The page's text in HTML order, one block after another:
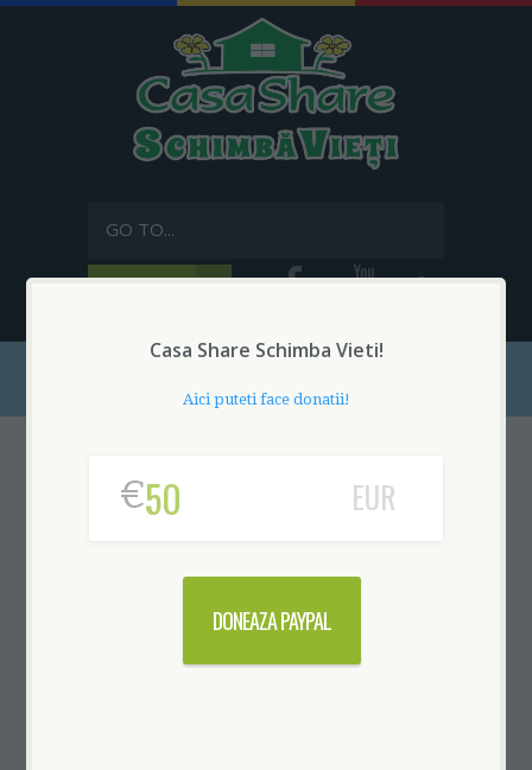
GO TO...
schimbă vieţi.
Din 2015, Bogdan, la CASA
SHARE a construit peste 40
Casa Share Schimba Vieti!
Aici puteti face donatii!
€ EUR
DONEAZA PAYPAL